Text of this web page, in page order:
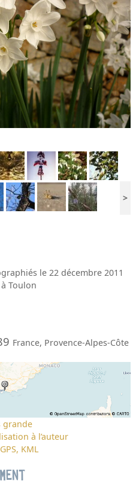
>
le 22 décembre 2011
Toulon
France, Provence-Alpes-Côte
grande
à l’auteur
KML